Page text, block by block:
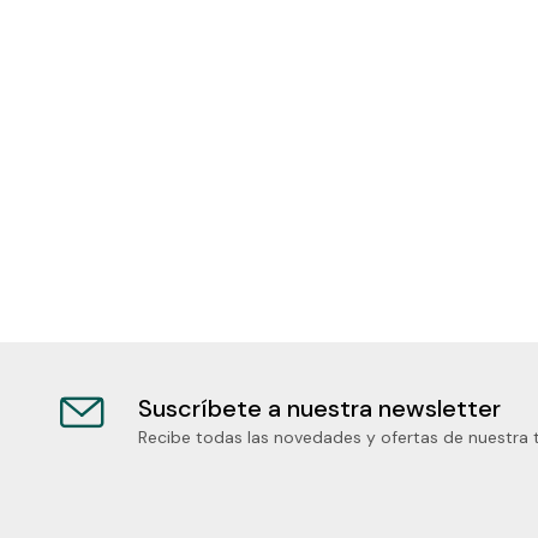
Suscríbete a nuestra newsletter
Recibe todas las novedades y ofertas de nuestra